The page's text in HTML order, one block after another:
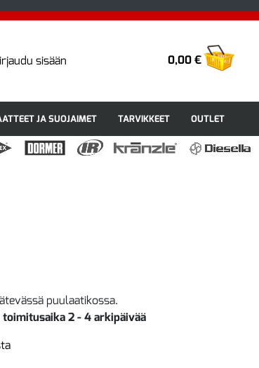
0,00 €
sisään
JA SUOJAIMET TARVIKKEET OUTLET
puulaatikossa.
toimitusaika 2 - 4 arkipäivää